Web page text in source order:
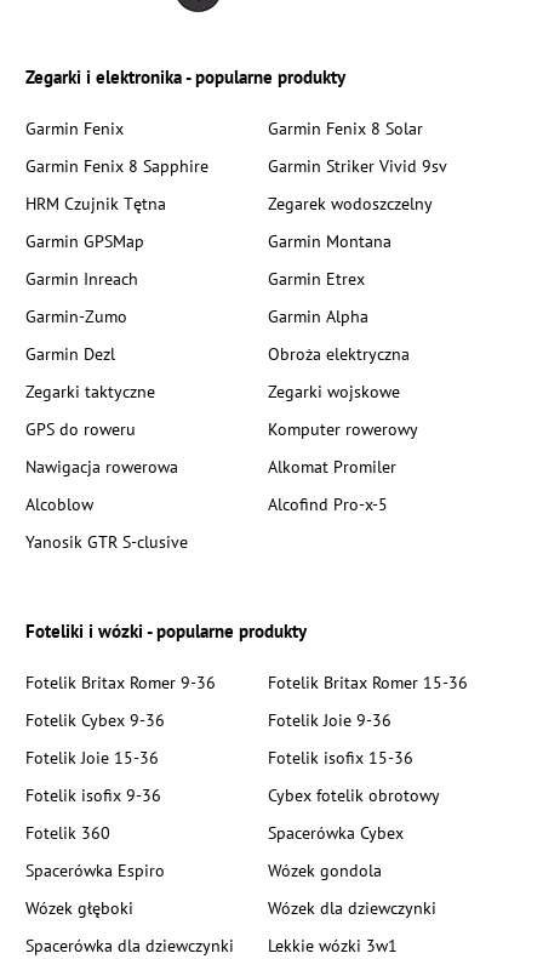
Zegarki i elektronika - popularne produkty
Garmin Fenix
Garmin Fenix 8 Solar
Garmin Fenix 8 Sapphire
Garmin Striker Vivid 9sv
HRM Czujnik Tętna
Zegarek wodoszczelny
Garmin GPSMap
Garmin Montana
Garmin Inreach
Garmin Etrex
Garmin-Zumo
Garmin Alpha
Garmin Dezl
Obroża elektryczna
Zegarki taktyczne
Zegarki wojskowe
GPS do roweru
Komputer rowerowy
Nawigacja rowerowa
Alkomat Promiler
Alcoblow
Alcofind Pro-x-5
Yanosik GTR S-clusive
Foteliki i wózki - popularne produkty
Fotelik Britax Romer 9-36
Fotelik Britax Romer 15-36
Fotelik Cybex 9-36
Fotelik Joie 9-36
Fotelik Joie 15-36
Fotelik isofix 15-36
Fotelik isofix 9-36
Cybex fotelik obrotowy
Fotelik 360
Spacerówka Cybex
Spacerówka Espiro
Wózek gondola
Wózek głęboki
Wózek dla dziewczynki
Spacerówka dla dziewczynki
Lekkie wózki 3w1